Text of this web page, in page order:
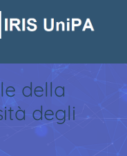
della
degli